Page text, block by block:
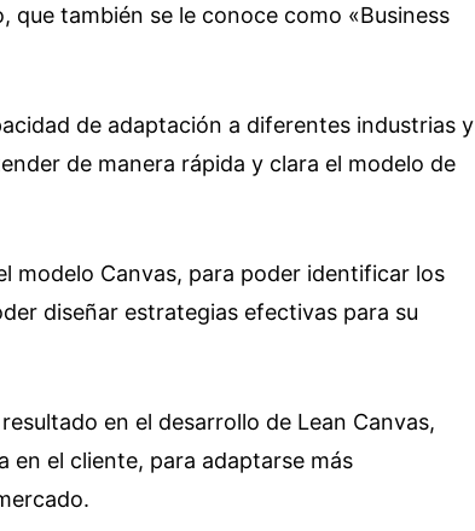
que también se le conoce como «Business
de adaptación a diferentes industrias y
de manera rápida y clara el modelo de
modelo Canvas, para poder identificar los
diseñar estrategias efectivas para su
en el desarrollo de Lean Canvas,
en el cliente, para adaptarse más